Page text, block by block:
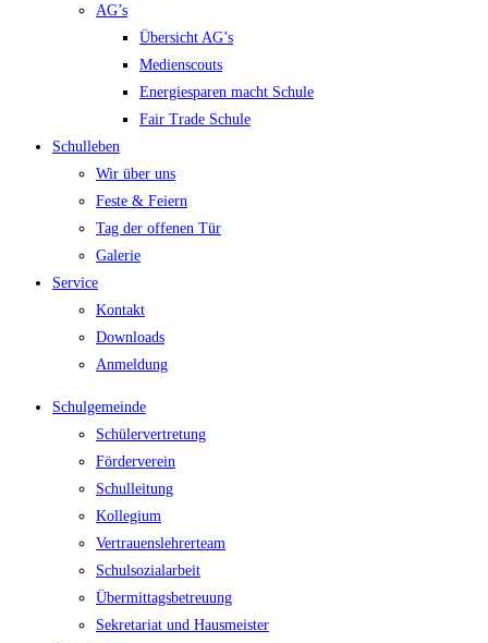
AG’s
Übersicht AG’s
Medienscouts
Energiesparen macht Schule
Fair Trade Schule
Schulleben
Wir über uns
Feste & Feiern
Tag der offenen Tür
Galerie
Service
Kontakt
Downloads
Anmeldung
Schulgemeinde
Schülervertretung
Förderverein
Schulleitung
Kollegium
Vertrauenslehrerteam
Schulsozialarbeit
Übermittagsbetreuung
Sekretariat und Hausmeister